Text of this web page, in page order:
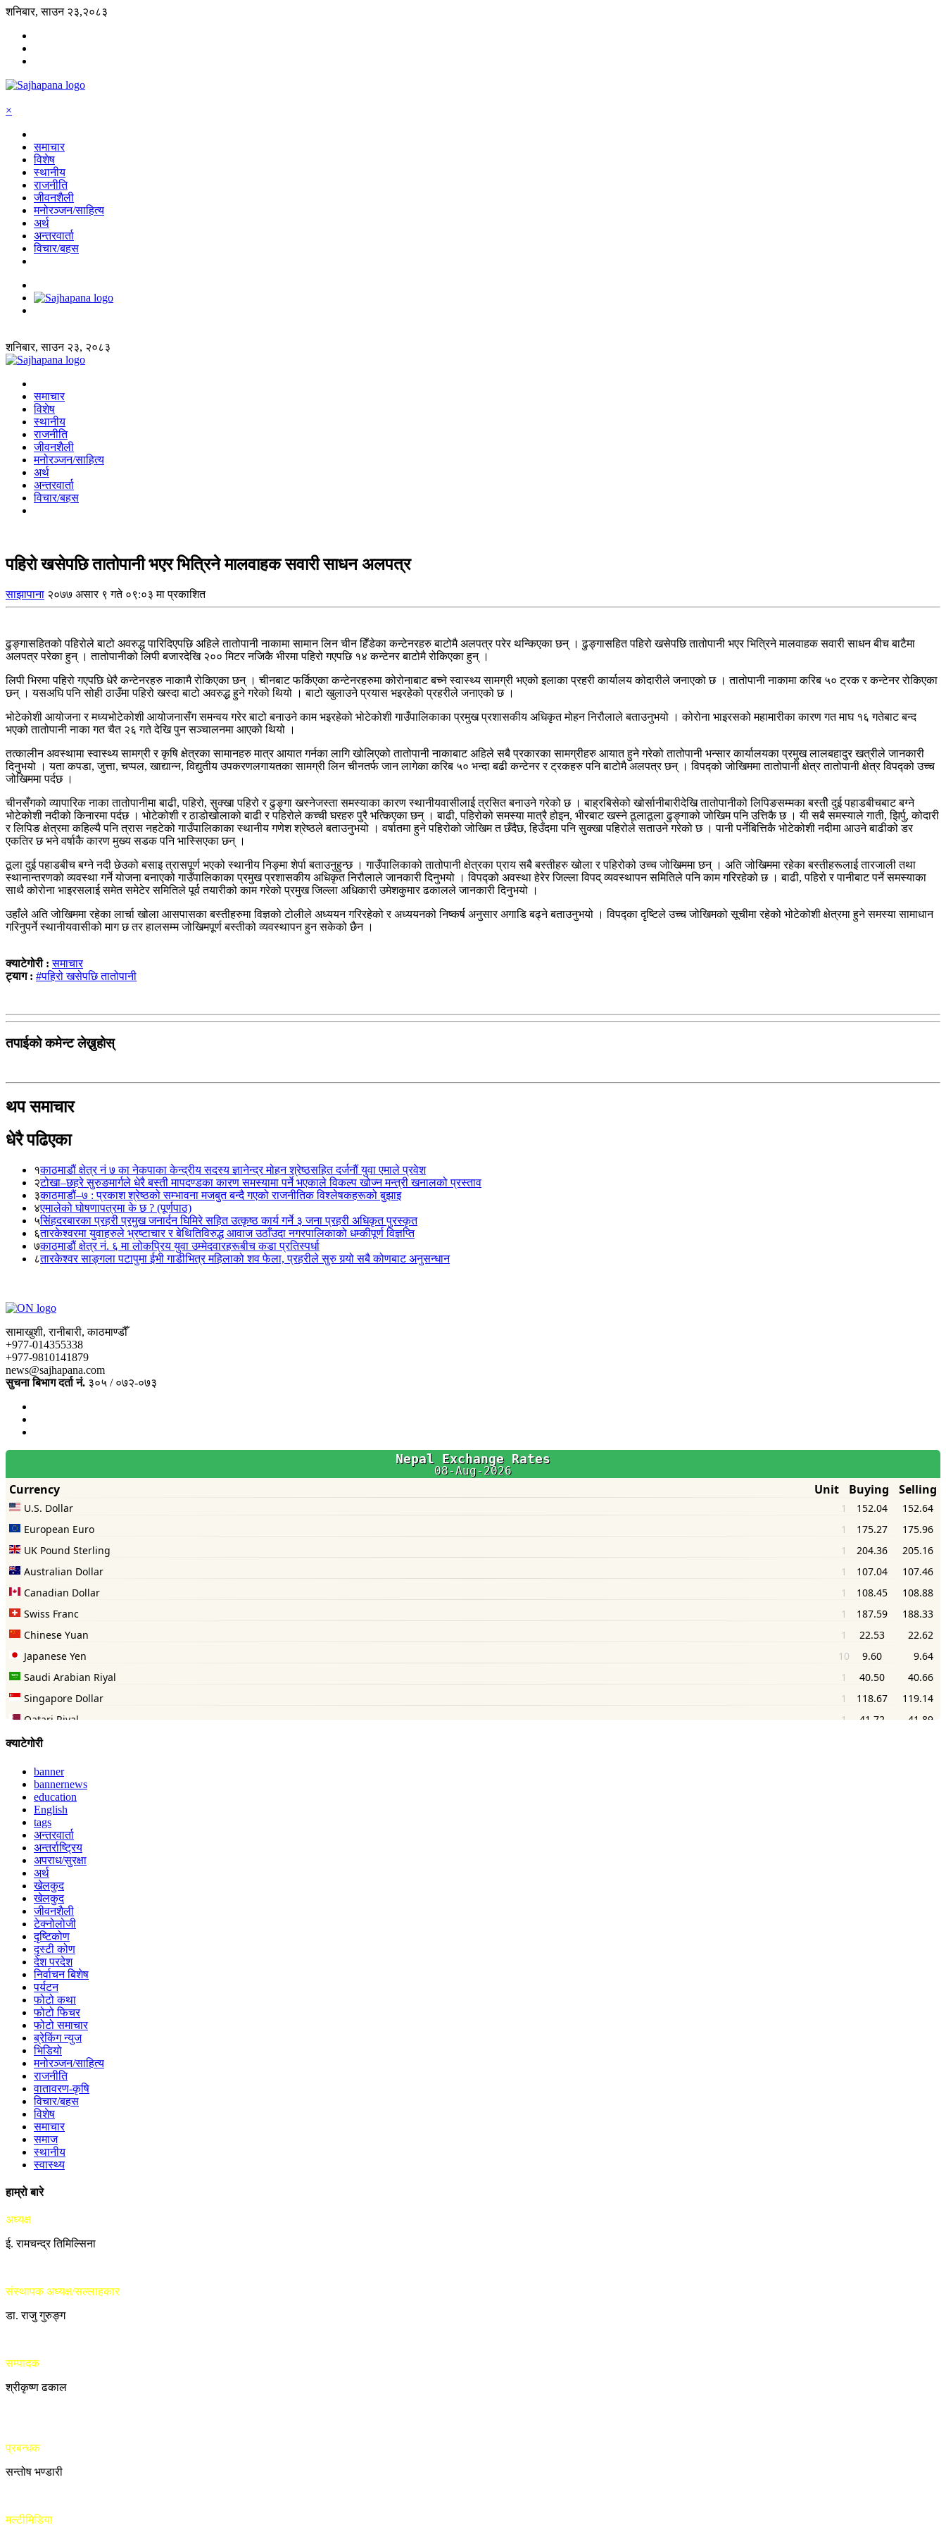
शनिबार, साउन २३,२०८३
×
समाचार
विशेष
स्थानीय
राजनीति
जीवनशैली
मनोरञ्जन/साहित्य
अर्थ
अन्तरवार्ता
विचार/बहस
शनिबार, साउन २३, २०८३
समाचार
विशेष
स्थानीय
राजनीति
जीवनशैली
मनोरञ्जन/साहित्य
अर्थ
अन्तरवार्ता
विचार/बहस
पहिरो खसेपछि तातोपानी भएर भित्रिने मालवाहक सवारी साधन अलपत्र
साझापाना २०७७ असार ९ गते ०९:०३ मा प्रकाशित
ढुङ्गासहितको पहिरोले बाटो अवरुद्ध पारिदिएपछि अहिले तातोपानी नाकामा सामान लिन चीन हिँडेका कन्टेनरहरु बाटोमै अलपत्र परेर थन्किएका छन् । ढुङ्गासहित पहिरो खसेपछि तातोपानी भएर भित्रिने मालवाहक सवारी साधन बीच बाटैमा
अलपत्र परेका हुन् । तातोपानीको लिपी बजारदेखि २०० मिटर नजिकै भीरमा पहिरो गएपछि १४ कन्टेनर बाटोमै रोकिएका हुन् ।
लिपी भिरमा पहिरो गएपछि धेरै कन्टेनरहरु नाकामै रोकिएका छन् । चीनबाट फर्किएका कन्टेनरहरुमा कोरोनाबाट बच्ने स्वास्थ्य सामग्री भएको इलाका प्रहरी कार्यालय कोदारीले जनाएको छ । तातोपानी नाकामा करिब ५० ट्रक र कन्टेनर रोकिएका
छन् । यसअघि पनि सोही ठाउँमा पहिरो खस्दा बाटो अवरुद्ध हुने गरेको थियो । बाटो खुलाउने प्रयास भइरहेको प्रहरीले जनाएको छ ।
भोटेकोशी आयोजना र मध्यभोटेकोशी आयोजनासँग समन्वय गरेर बाटो बनाउने काम भइरहेको भोटेकोशी गाउँपालिकाका प्रमुख प्रशासकीय अधिकृत मोहन निरौलाले बताउनुभयो । कोरोना भाइरसको महामारीका कारण गत माघ १६ गतेबाट बन्द
भएको तातोपानी नाका गत चैत २६ गते देखि पुन सञ्चालनमा आएको थियो ।
तत्कालीन अवस्थामा स्वास्थ्य सामग्री र कृषि क्षेत्रका सामानहरु मात्र आयात गर्नका लागि खोलिएको तातोपानी नाकाबाट अहिले सबै प्रकारका सामग्रीहरु आयात हुने गरेको तातोपानी भन्सार कार्यालयका प्रमुख लालबहादुर खत्रीले जानकारी
दिनुभयो । यता कपडा, जुत्ता, चप्पल, खाद्यान्न, विद्युतीय उपकरणलगायतका सामग्री लिन चीनतर्फ जान लागेका करिब ५० भन्दा बढी कन्टेनर र ट्रकहरु पनि बाटोमै अलपत्र छन् । विपद्को जोखिममा तातोपानी क्षेत्र तातोपानी क्षेत्र विपद्को उच्च
जोखिममा पर्दछ ।
चीनसँगको व्यापारिक नाका तातोपानीमा बाढी, पहिरो, सुक्खा पहिरो र ढुङ्गा खस्नेजस्ता समस्याका कारण स्थानीयवासीलाई त्रसित बनाउने गरेको छ । बाह्रबिसेको खोर्सानीबारीदेखि तातोपानीको लिपिङसम्मका बस्तीे दुई पहाडबीचबाट बग्ने
भोटेकोशी नदीको किनारमा पर्दछ । भोटेकोशी र ठाडोखोलाको बाढी र पहिरोले कच्ची घरहरु पुरै भत्किएका छन् । बाढी, पहिरोको समस्या मात्रै होइन, भीरबाट खस्ने ठूलाठूला ढुङ्गाको जोखिम पनि उत्तिकै छ । यी सबै समस्याले गाती, झिर्पु, कोदारी
र लिपिङ क्षेत्रमा कहिल्यै पनि त्रास नहटेको गाउँपालिकाका स्थानीय गणेश श्रेष्ठले बताउनुभयो । वर्षातमा हुने पहिरोको जोखिम त छँदैछ, हिउँदमा पनि सुक्खा पहिरोले सताउने गरेको छ । पानी पर्नेबित्तिकै भोटेकोशी नदीमा आउने बाढीको डर
एकतिर छ भने वर्षाकै कारण मुख्य सडक पनि भास्सिएका छन् ।
ठूला दुई पहाडबीच बग्ने नदी छेउको बसाइ त्रासपूर्ण भएको स्थानीय निङ्मा शेर्पा बताउनुहुन्छ । गाउँपालिकाको तातोपानी क्षेत्रका प्राय सबै बस्तीहरु खोला र पहिरोको उच्च जोखिममा छन् । अति जोखिममा रहेका बस्तीहरूलाई तारजाली तथा
स्थानान्तरणको व्यवस्था गर्ने योजना बनाएको गाउँपालिकाका प्रमुख प्रशासकीय अधिकृत निरौलाले जानकारी दिनुभयो । विपद्को अवस्था हेरेर जिल्ला विपद् व्यवस्थापन समितिले पनि काम गरिरहेको छ । बाढी, पहिरो र पानीबाट पर्ने समस्याका
साथै कोरोना भाइरसलाई समेत समेटेर समितिले पूर्व तयारीको काम गरेको प्रमुख जिल्ला अधिकारी उमेशकुमार ढकालले जानकारी दिनुभयो ।
उहाँले अति जोखिममा रहेका लार्चा खोला आसपासका बस्तीहरुमा विज्ञको टोलीले अध्ययन गरिरहेको र अध्ययनको निष्कर्ष अनुसार अगाडि बढ्ने बताउनुभयो । विपद्का दृष्टिले उच्च जोखिमको सूचीमा रहेको भोटेकोशी क्षेत्रमा हुने समस्या सामाधान
गरिनुपर्ने स्थानीयवासीको माग छ तर हालसम्म जोखिमपूर्ण बस्तीको व्यवस्थापन हुन सकेको छैन ।
क्याटेगोरी :समाचार
ट्याग : #पहिरो खसेपछि तातोपानी
तपाईको कमेन्ट लेख्नुहोस्
थप समाचार
धेरै पढिएका
१काठमाडौं क्षेत्र नं ७ का नेकपाका केन्द्रीय सदस्य ज्ञानेन्द्र मोहन श्रेष्ठसहित दर्जनौं युवा एमाले प्रवेश
२टोखा–छहरे सुरुङमार्गले धेरै बस्ती मापदण्डका कारण समस्यामा पर्ने भएकाले विकल्प खोज्न मन्त्री खनालको प्रस्ताव
३काठमाडौं–७ : प्रकाश श्रेष्ठको सम्भावना मजबुत बन्दै गएको राजनीतिक विश्लेषकहरूको बुझाइ
४एमालेको घोषणापत्रमा के छ ? (पूर्णपाठ)
५सिंहदरबारका प्रहरी प्रमुख जनार्दन घिमिरे सहित उत्कृष्ठ कार्य गर्ने ३ जना प्रहरी अधिकृत पुरस्कृत
६तारकेश्वरमा युवाहरुले भ्रष्टाचार र बेथितिविरुद्ध आवाज उठाँउदा नगरपालिकाको धम्कीपूर्ण विज्ञप्ति
७काठमाडौं क्षेत्र नं. ६ मा लोकप्रिय युवा उम्मेदवारहरूबीच कडा प्रतिस्पर्धा
८तारकेश्वर साङ्गला पटापुमा ईभी गाडीभित्र महिलाको शव फेला, प्रहरीले सुरु गर्‍यो सबै कोणबाट अनुसन्धान
सामाखुशी, रानीबारी, काठमाण्डौँ
+977-014355338
+977-9810141879
news@sajhapana.com
सुचना बिभाग दर्ता नं. ३०५ / ०७२-०७३
क्याटेगोरी
banner
bannernews
education
English
tags
अन्तरवार्ता
अन्तर्राष्ट्रिय
अपराध/सुरक्षा
अर्थ
खेलकुद
खेलकुद
जीवनशैली
टेक्नोलोजी
दृष्टिकोण
दृस्टी कोण
देश परदेश
निर्वाचन बिशेष
पर्यटन
फोटो कथा
फोटो फिचर
फोटो समाचार
ब्रेकिंग न्युज
भिडियो
मनोरञ्जन/साहित्य
राजनीति
वातावरण-कृषि
विचार/बहस
विशेष
समाचार
समाज
स्थानीय
स्वास्थ्य
हाम्रो बारे
अध्यक्ष
ई. रामचन्द्र तिमिल्सिना
संस्थापक अध्यक्ष/सल्लाहकार
डा. राजु गुरुङ्ग
सम्पादक
श्रीकृष्ण ढकाल
प्रबन्धक
सन्तोष भण्डारी
मल्टीमिडिया